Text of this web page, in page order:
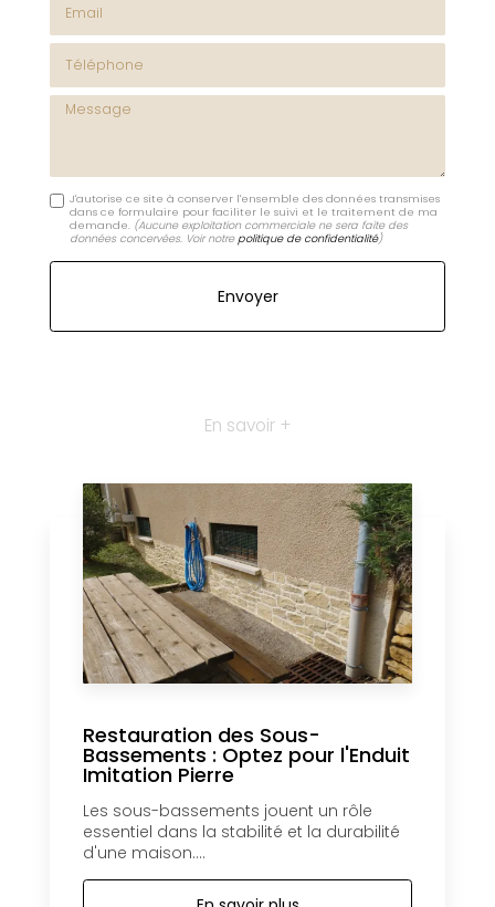
Téléphone
Message
J'autorise ce site à conserver l'ensemble des données transmises
dans ce formulaire pour faciliter le suivi et le traitement de ma
demande. (Aucune exploitation commerciale ne sera faite des
données concervées. Voir notrepolitique de confidentialité)
En savoir +
Restauration des Sous-
Bassements : Optez pour l'Enduit
Imitation Pierre
Les sous-bassements jouent un rôle
essentiel dans la stabilité et la durabilité
d'une maison....